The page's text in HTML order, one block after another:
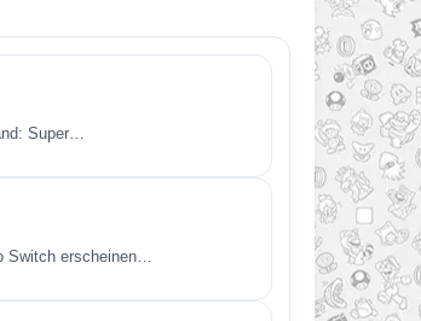
Super…
Switch erscheinen…